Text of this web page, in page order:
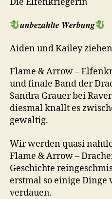
𝒖𝒏𝒃𝒆𝒛𝒂𝒉𝒍𝒕𝒆 𝑾𝒆𝒓𝒃𝒖𝒏𝒈
Aiden und Kailey
Flame & Arrow –
und finale Band der
Sandra Grauer bei
diesmal knallt es
gewaltig.
Wir werden quasi
Flame & Arrow –
Geschichte
erstmal so einige Dinge
verdauen.